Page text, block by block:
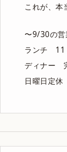
これが、本
〜9/30の営
ランチ 11
ディナー
日曜日定休